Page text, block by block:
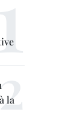
la